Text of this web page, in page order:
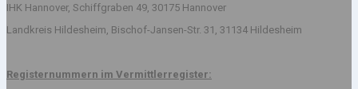
IHK Hannover, Schiffgraben 49, 30175 Hannover
Landkreis Hildesheim, Bischof-Jansen-Str. 31, 31134 Hildesheim
Registernummern im Vermittlerregister: